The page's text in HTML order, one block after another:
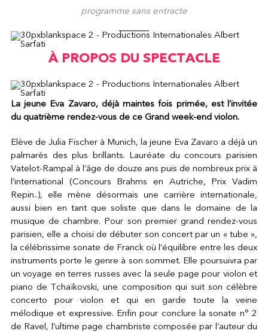
programme sans entracte
À PROPOS DU SPECTACLE
La jeune Eva Zavaro, déjà maintes fois primée, est l’invitée
du quatrième rendez-vous de ce Grand week-end violon.
Elève de Julia Fischer à Munich, la jeune Eva Zavaro a déjà un
palmarès des plus brillants. Lauréate du concours parisien
Vatelot-Rampal à l’âge de douze ans puis de nombreux prix à
l’international (Concours Brahms en Autriche, Prix Vadim
Repin..), elle mène désormais une carrière internationale,
aussi bien en tant que soliste que dans le domaine de la
musique de chambre. Pour son premier grand rendez-vous
parisien, elle a choisi de débuter son concert par un « tube »,
la célébrissime sonate de Franck où l’équilibre entre les deux
instruments porte le genre à son sommet. Elle poursuivra par
un voyage en terres russes avec la seule page pour violon et
piano de Tchaïkovski, une composition qui suit son célèbre
concerto pour violon et qui en garde toute la veine
mélodique et expressive. Enfin pour conclure la sonate n° 2
de Ravel, l’ultime page chambriste composée par l’auteur du